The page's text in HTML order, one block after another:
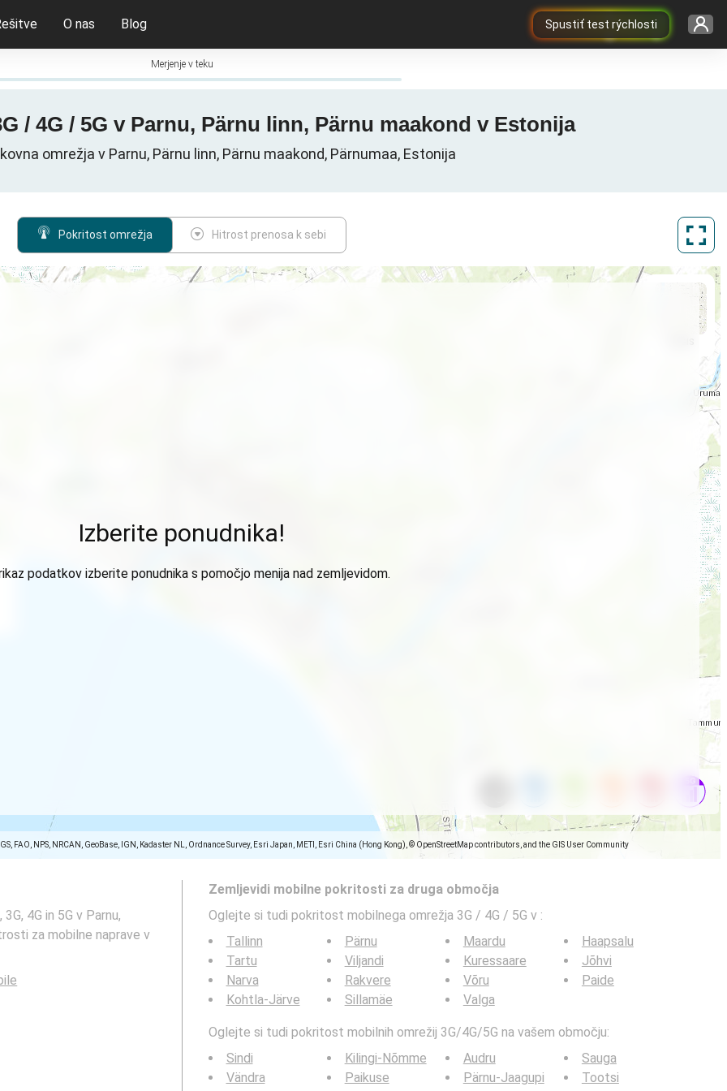
Spustiť test rýchlosti
O nas Blog
Merjenje v teku
/ 4G / 5G v Parnu, Pärnu linn, Pärnu maakond v Estonija
omrežja v Parnu, Pärnu linn, Pärnu maakond, Pärnumaa, Estonija
Pokritost omrežja Hitrost prenosa k sebi
FAO, NPS, NRCAN, GeoBase, IGN, Kadaster NL, Ordnance Survey, Esri Japan, METI, Esri China (Hong Kong), © OpenStreetMap contributors, and the GIS User Community
Izberite ponudnika!
podatkov izberite ponudnika s pomočjo menija nad zemljevidom.
4G in 5G v Parnu,
za mobilne naprave v
Zemljevidi mobilne pokritosti za druga območja
Oglejte si tudi pokritost mobilnega omrežja 3G / 4G / 5G v :
Tallinn
Tartu
Narva
Kohtla-Järve
Pärnu
Viljandi
Rakvere
Sillamäe
Maardu
Kuressaare
Võru
Valga
Haapsalu
Jõhvi
Paide
Oglejte si tudi pokritost mobilnih omrežij 3G/4G/5G na vašem območju:
Sindi
Vändra
Kilingi-Nõmme
Paikuse
Audru
Pärnu-Jaagupi
Sauga
Tootsi